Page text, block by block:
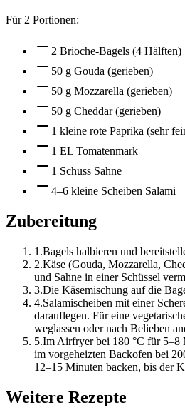
Für 2 Portionen:
2 Brioche-Bagels (4 Hälften)
50 g Gouda (gerieben)
50 g Mozzarella (gerieben)
50 g Cheddar (gerieben)
1 kleine rote Paprika (sehr
1 EL Tomatenmark
1 Schuss Sahne
4–6 kleine Scheiben Salami
Zubereitung
1 .Bagels halbieren und
2.Käse (Gouda, Mozzarella,
und Sahne in einer Schüssel
3.Die Käsemischung auf die
4.Salamischeiben mit einer
darauflegen. Für eine
weglassen oder nach Belieben
5.Im Airfryer bei 180 °C für 5–8
im vorgeheizten Backofen bei
12–15 Minuten backen, bis der
Weitere Rezepte